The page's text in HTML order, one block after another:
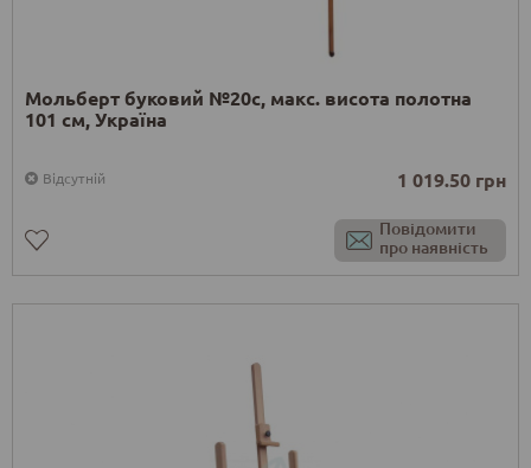
Мольберт буковий №20с, макс. висота полотна
101 см, Україна
Відсутній 1 019.50 грн
Повідомити
про наявність